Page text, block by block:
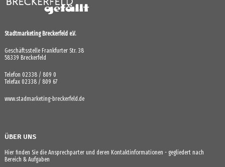
Stadtmarketing Breckerfeld e.V.
Geschäftsstelle Frankfurter Str. 38
58339 Breckerfeld
Telefon 02338 / 809 0
Telefax 02338 / 809 67
www.stadmarketing-breckerfeld.de
ÜBER UNS
Hier finden Sie die Ansprechparter und deren Kontaktinformationen - gegliedert nach
Bereich & Aufgaben